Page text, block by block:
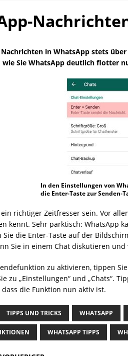
Nachrichten in WhatsApp stets
wie Sie WhatsApp deutlich flotter
In den Einstellungen von
die Enter-Taste zur Senden-
richtiger Zeitfresser sein. Vor
kennt. Sehr parktisch: WhatsApp
Sie die Enter-Taste auf der
Sie in einem Chat diskutieren
zu aktivieren, tippen
zu „Einstellungen“ und „Chats“.
die Funktion nun aktiv ist.
TIPPS UND TRICKS WHATSAPP
WHATSAPP TIPPS